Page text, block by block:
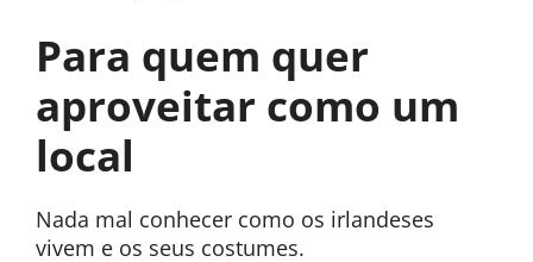
Para quem quer
aproveitar como um
local
Nada mal conhecer como os irlandeses
vivem e os seus costumes.